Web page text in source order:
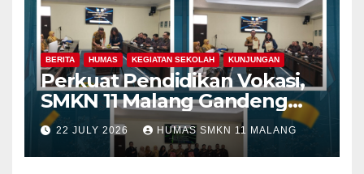
BERITA HUMAS KEGIATAN SEKOLAH KUNJUNGAN
Perkuat Pendidikan Vokasi,
SMKN 11 Malang Gandeng
Fakultas Teknik Universitas
Merdeka Malang dalam
Program Kolaboratif
22 JULY 2026 HUMAS SMKN 11 MALANG